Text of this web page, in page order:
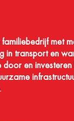
met
in transport en
door en